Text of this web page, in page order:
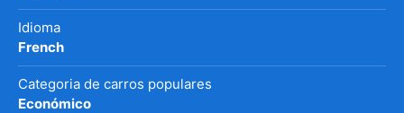
Idioma
French
Categoria de carros populares
Económico